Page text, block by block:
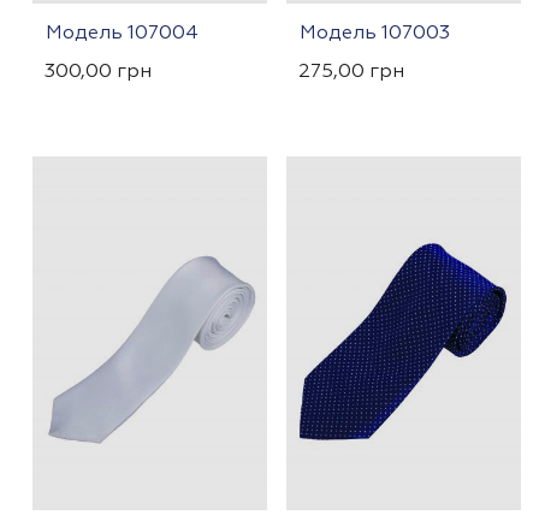
Модель 107004
300,00 грн
Модель 107003
275,00 грн